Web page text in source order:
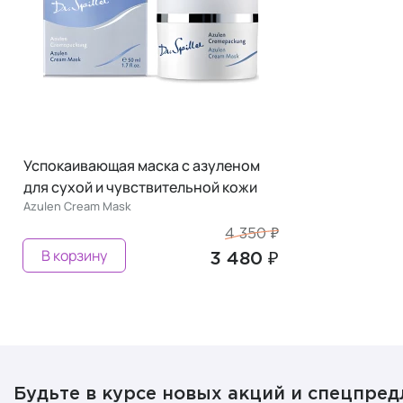
Успокаивающая маска с азуленом
для сухой и чувствительной кожи
Azulen Cream Mask
4 350 ₽
3 480 ₽
В корзину
Будьте в курсе новых акций и